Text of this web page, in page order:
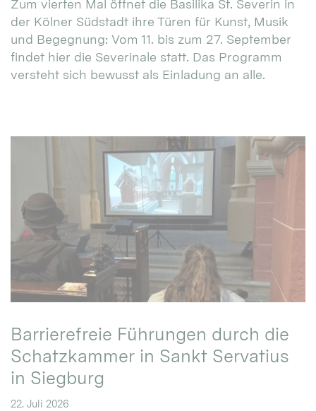
Zum vierten Mal öffnet die Basilika St. Severin in
der Kölner Südstadt ihre Türen für Kunst, Musik
und Begegnung: Vom 11. bis zum 27. September
findet hier die Severinale statt. Das Programm
versteht sich bewusst als Einladung an alle.
Barrierefreie Führungen durch die
Schatzkammer in Sankt Servatius
in Siegburg
22. Juli 2026